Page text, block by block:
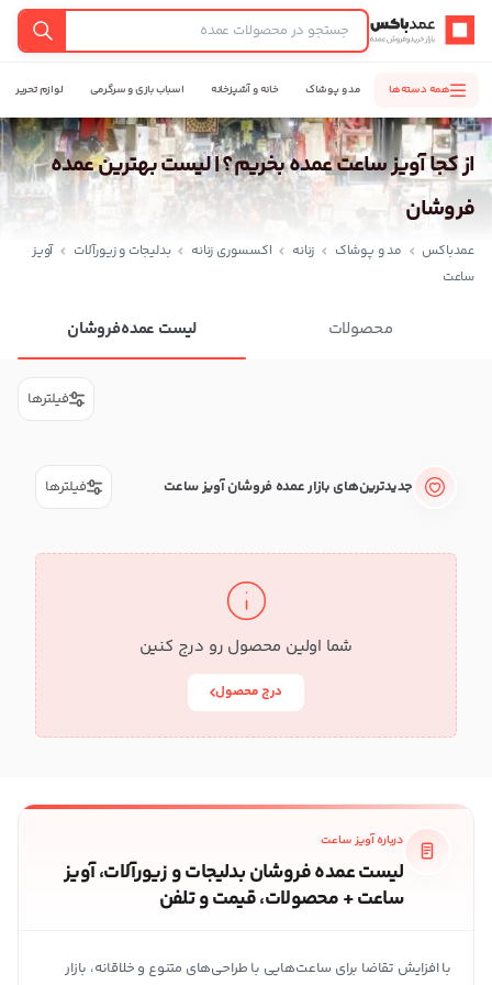
عمدباکس — بازگشت به صفحه اصلی
جستجو
همه دسته‌ها مد و پوشاک خانه و آشپزخانه اسباب بازی و سرگرمی لوازم تحریر
از کجا آویز ساعت عمده بخریم؟ | لیست بهترین عمده
فروشان
عمدباکس مد و پوشاک زنانه اکسسوری زنانه بدلیجات و زیورآلات
آویز
ساعت
محصولات لیست عمده‌فروشان
فیلترها
جدیدترین‌های بازار عمده فروشان آویز ساعت فیلترها
شما اولین محصول رو درج کنین
درج محصول
درباره آویز ساعت
لیست عمده فروشان بدلیجات و زیورآلات، آویز
ساعت + محصولات، قیمت و تلفن
با افزایش تقاضا برای ساعت‌هایی با طراحی‌های متنوع و خلاقانه، بازار